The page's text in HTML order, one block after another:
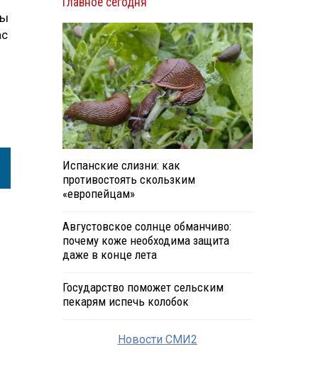
Испанские слизни: как
противостоять скользким
«европейцам»
Августовское солнце обманчиво:
почему коже необходима защита
даже в конце лета
Государство поможет сельским
пекарям испечь колобок
Новости СМИ2